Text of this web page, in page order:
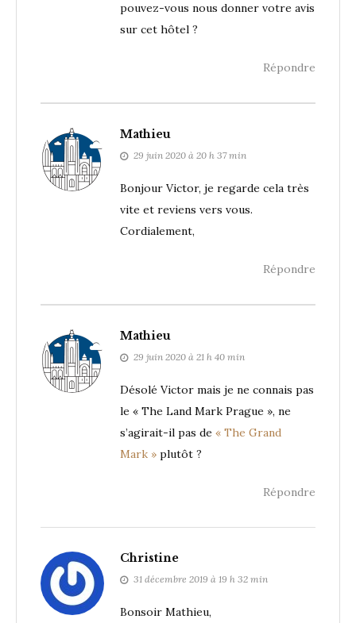
pouvez-vous nous donner votre avis
sur cet hôtel ?
Répondre
Mathieu
29 juin 2020 à 20 h 37 min
Bonjour Victor, je regarde cela très
vite et reviens vers vous.
Cordialement,
Répondre
Mathieu
29 juin 2020 à 21 h 40 min
Désolé Victor mais je ne connais pas
le « The Land Mark Prague », ne
s’agirait-il pas de « The Grand
Mark » plutôt ?
Répondre
Christine
31 décembre 2019 à 19 h 32 min
Bonsoir Mathieu,